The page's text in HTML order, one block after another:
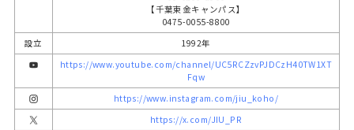
【千葉東金キャンパス】
0475-0055-8800
設立
1992年
https://www.youtube.com/channel/UC5RCZzvPJDCzH40TW1XT
Fqw
https://www.instagram.com/jiu_koho/
https://x.com/JIU_PR